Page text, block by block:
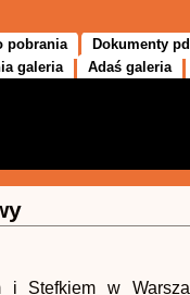
pobrania
Dokumenty
galeria Adaś galeria
i Stefkiem w